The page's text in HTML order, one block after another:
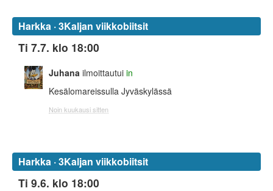
Harkka · 3Kaljan viikkobiitsit
Ti 7.7. klo 18:00
Juhana ilmoittautui in
Kesälomareissulla Jyväskylässä
Noin kuukausi sitten
Harkka · 3Kaljan viikkobiitsit
Ti 9.6. klo 18:00